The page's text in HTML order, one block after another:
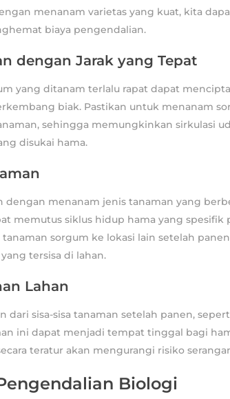
menanam varietas yang kuat, kita
biaya pengendalian.
dengan Jarak yang Tepat
yang ditanam terlalu rapat dapat
biak. Pastikan untuk menanam
sehingga memungkinkan sirkulasi
disukai hama.
dengan menanam jenis tanaman yang
memutus siklus hidup hama yang spesifik
sorgum ke lokasi lain setelah
tersisa di lahan.
Lahan
dari sisa-sisa tanaman setelah panen,
ini dapat menjadi tempat tinggal bagi
teratur akan mengurangi risiko
Biologi